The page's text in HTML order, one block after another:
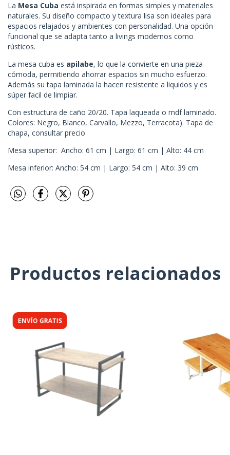
La Mesa Cuba está inspirada en formas simples y materiales
naturales. Su diseño compacto y textura lisa son ideales para
espacios relajados y ambientes con personalidad. Una opción
funcional que se adapta tanto a livings modernos como
rústicos.
La mesa cuba es apilabe, lo que la convierte en una pieza
cómoda, permitiendo ahorrar espacios sin mucho esfuerzo.
Además su tapa laminada la hacen resistente a liquidos y es
súper facil de limpiar.
Con estructura de caño 20/20. Tapa laqueada o mdf laminado.
Colores: Negro, Blanco, Carvallo, Mezzo, Terracota). Tapa de
chapa, consultar precio
Mesa superior: Ancho: 61 cm | Largo: 61 cm | Alto: 44 cm
Mesa inferior: Ancho: 54 cm | Largo: 54 cm | Alto: 39 cm
Productos relacionados
ENVÍO GRATIS